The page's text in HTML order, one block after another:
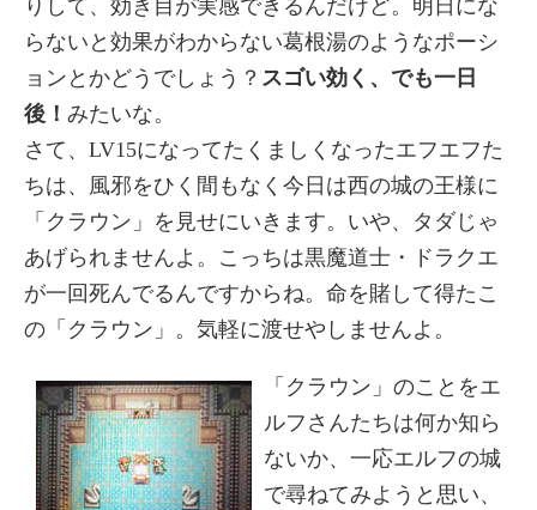
りして、効き目が実感できるんだけど。明日にな
らないと効果がわからない葛根湯のようなポーシ
ョンとかどうでしょう？ スゴい効く、でも一日
後！ みたいな。
さて、LV15になってたくましくなったエフエフた
ちは、風邪をひく間もなく今日は西の城の王様に
「クラウン」を見せにいきます。いや、タダじゃ
あげられませんよ。こっちは黒魔道士・ドラクエ
が一回死んでるんですからね。命を賭して得たこ
の「クラウン」。気軽に渡せやしませんよ。
「クラウン」のことをエ
ルフさんたちは何か知ら
ないか、一応エルフの城
で尋ねてみようと思い、